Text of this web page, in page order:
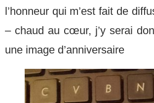
l’honneur qui m’est fait de
– chaud au cœur, j’y serai
une image d’anniversaire